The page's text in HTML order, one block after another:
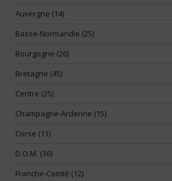
Auvergne (14)
Basse-Normandie (25)
Bourgogne (26)
Bretagne (45)
Centre (25)
Champagne-Ardenne (15)
Corse (11)
D.O.M. (36)
Franche-Comté (12)